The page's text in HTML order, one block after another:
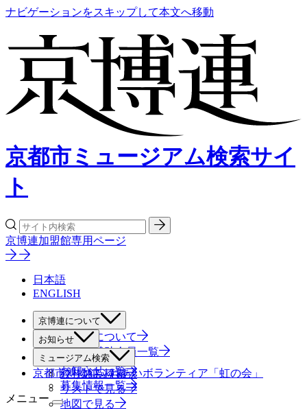
ナビゲーションをスキップして本文へ移動
京都市ミュージアム検索サイ
ト
京博連加盟館専用ページ
日本語
ENGLISH
京博連について
京博連について
役員・賛助会員一覧
お知らせ
すべて
お知らせ一覧
募集情報一覧
ミュージアム検索
絞り込み検索
リストで見る
地図で見る
京都市博物館ふれあいボランティア「虹の会」
メニュー